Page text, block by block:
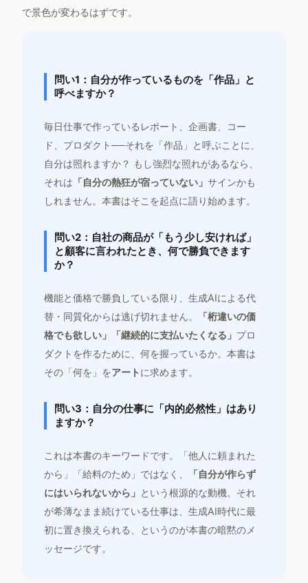
で景色が変わるはずです。
問い1：自分が作っているものを「作品」と
呼べますか？
毎日仕事で作っているレポート、企画書、コー
ド、プロダクト──それを「作品」と呼ぶことに、
自分は照れますか？ もし強烈な照れがあるなら、
それは 「自分の熱狂が宿っていない」 サインかも
しれません。本書はそこを起点に語り始めます。
問い2：自社の商品が「もう少し安ければ」
と顧客に言われたとき、何で勝負できます
か？
機能と価格で勝負している限り、生成AIによる代
替・同質化からは逃げ切れません。
「桁違いの価
格でも欲しい」「継続的に支払いたくなる」 プロ
ダクトを作るために、何を握っているか。本書は
その「何を」をアートに求めます。
問い3：自分の仕事に「内的必然性」はあり
ますか？
これは本書のキーワードです。「他人に頼まれた
から」「給料のため」ではなく、
「自分が作らず
にはいられないから」 という根源的な動機。それ
が希薄なまま続けている仕事は、生成AI時代に最
初に置き換えられる、というのが本書の暗黙のメ
ッセージです。